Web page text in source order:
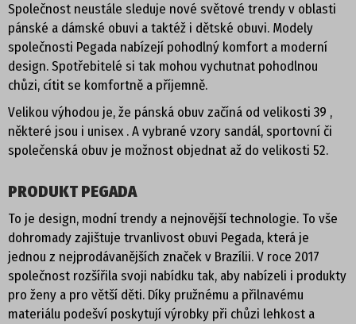
POLOBOTKY
TENISKY
KOTNÍKOVÁ OBUV
TREKOVÁ OBUV
ZIMNÍ OBUV
NADMĚRNÉ VELIKOSTI
PROFI OBUV
UNISEX
Společnost neustále sleduje nové světové trendy v oblasti
pánské a dámské obuvi a taktéž i dětské obuvi. Modely
společnosti Pegada nabízejí pohodlný komfort a moderní
design. Spotřebitelé si tak mohou vychutnat pohodlnou
chůzi, cítit se komfortně a příjemně.
Velikou výhodou je, že pánská obuv začíná od velikosti 39 ,
některé jsou i unisex . A vybrané vzory sandál, sportovní či
společenská obuv je možnost objednat až do velikosti 52.
PRODUKT PEGADA
To je design, modní trendy a nejnovější technologie. To vše
dohromady zajištuje trvanlivost obuvi Pegada, která je
jednou z nejprodávanějších značek v Brazílii. V roce 2017
společnost rozšířila svoji nabídku tak, aby nabízeli i produkty
pro ženy a pro větší děti. Díky pružnému a přilnavému
materiálu podešví poskytují výrobky při chůzi lehkost a